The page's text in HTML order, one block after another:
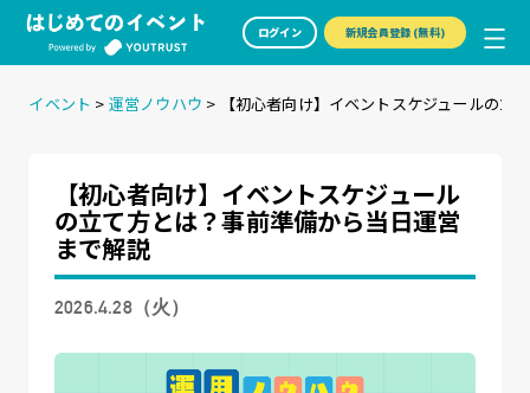
ログイン 新規会員登録 (無料)
イベント > 運営ノウハウ > 【初心者向け】イベントスケジュールの
【初心者向け】イベントスケジュール
の立て方とは？事前準備から当日運営
まで解説
2026.4.28（火）